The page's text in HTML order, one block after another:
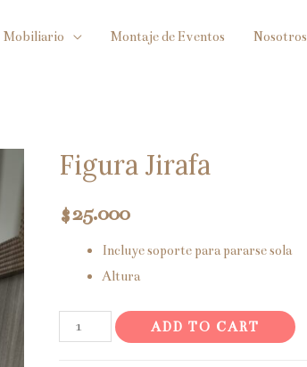
Mobiliario Montaje de Eventos Nosotros
Figura Jirafa
$25.000
Incluye soporte para pararse sola
Altura
Figura
ADD TO CART